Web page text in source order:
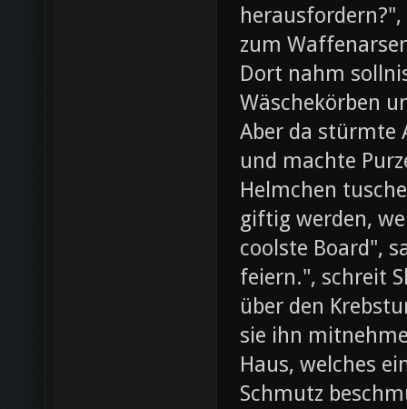
zum
Dort nahm
Wäschekörben
Aber da stürmte
und machte
Helmchen
giftig werden,
coolste Board",
feiern.", schreit
über den
sie ihn
Haus, welches
Schmutz